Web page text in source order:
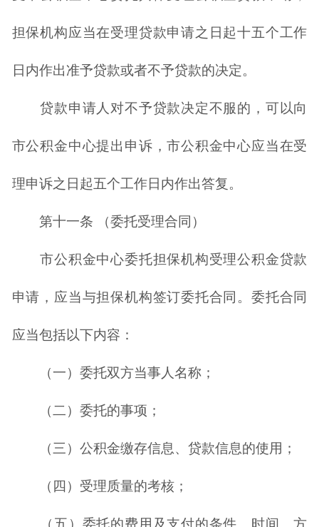
担保机构应当在受理贷款申请之日起十五个工作
日内作出准予贷款或者不予贷款的决定。
贷款申请人对不予贷款决定不服的，可以向
市公积金中心提出申诉，市公积金中心应当在受
理申诉之日起五个工作日内作出答复。
第十一条 （委托受理合同）
市公积金中心委托担保机构受理公积金贷款
申请，应当与担保机构签订委托合同。委托合同
应当包括以下内容：
（一）委托双方当事人名称；
（二）委托的事项；
（三）公积金缴存信息、贷款信息的使用；
（四）受理质量的考核；